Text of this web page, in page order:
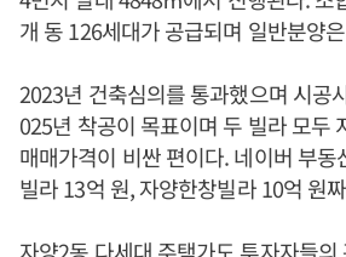
개 동 126세대가 공급되며 일반분양
2023년 건축심의를 통과했으며 시공
025년 착공이 목표이며 두 빌라 모두
매매가격이 비싼 편이다. 네이버 부동
빌라 13억 원, 자양한창빌라 10억 원